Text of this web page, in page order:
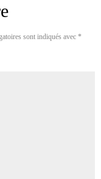
sont indiqués avec *